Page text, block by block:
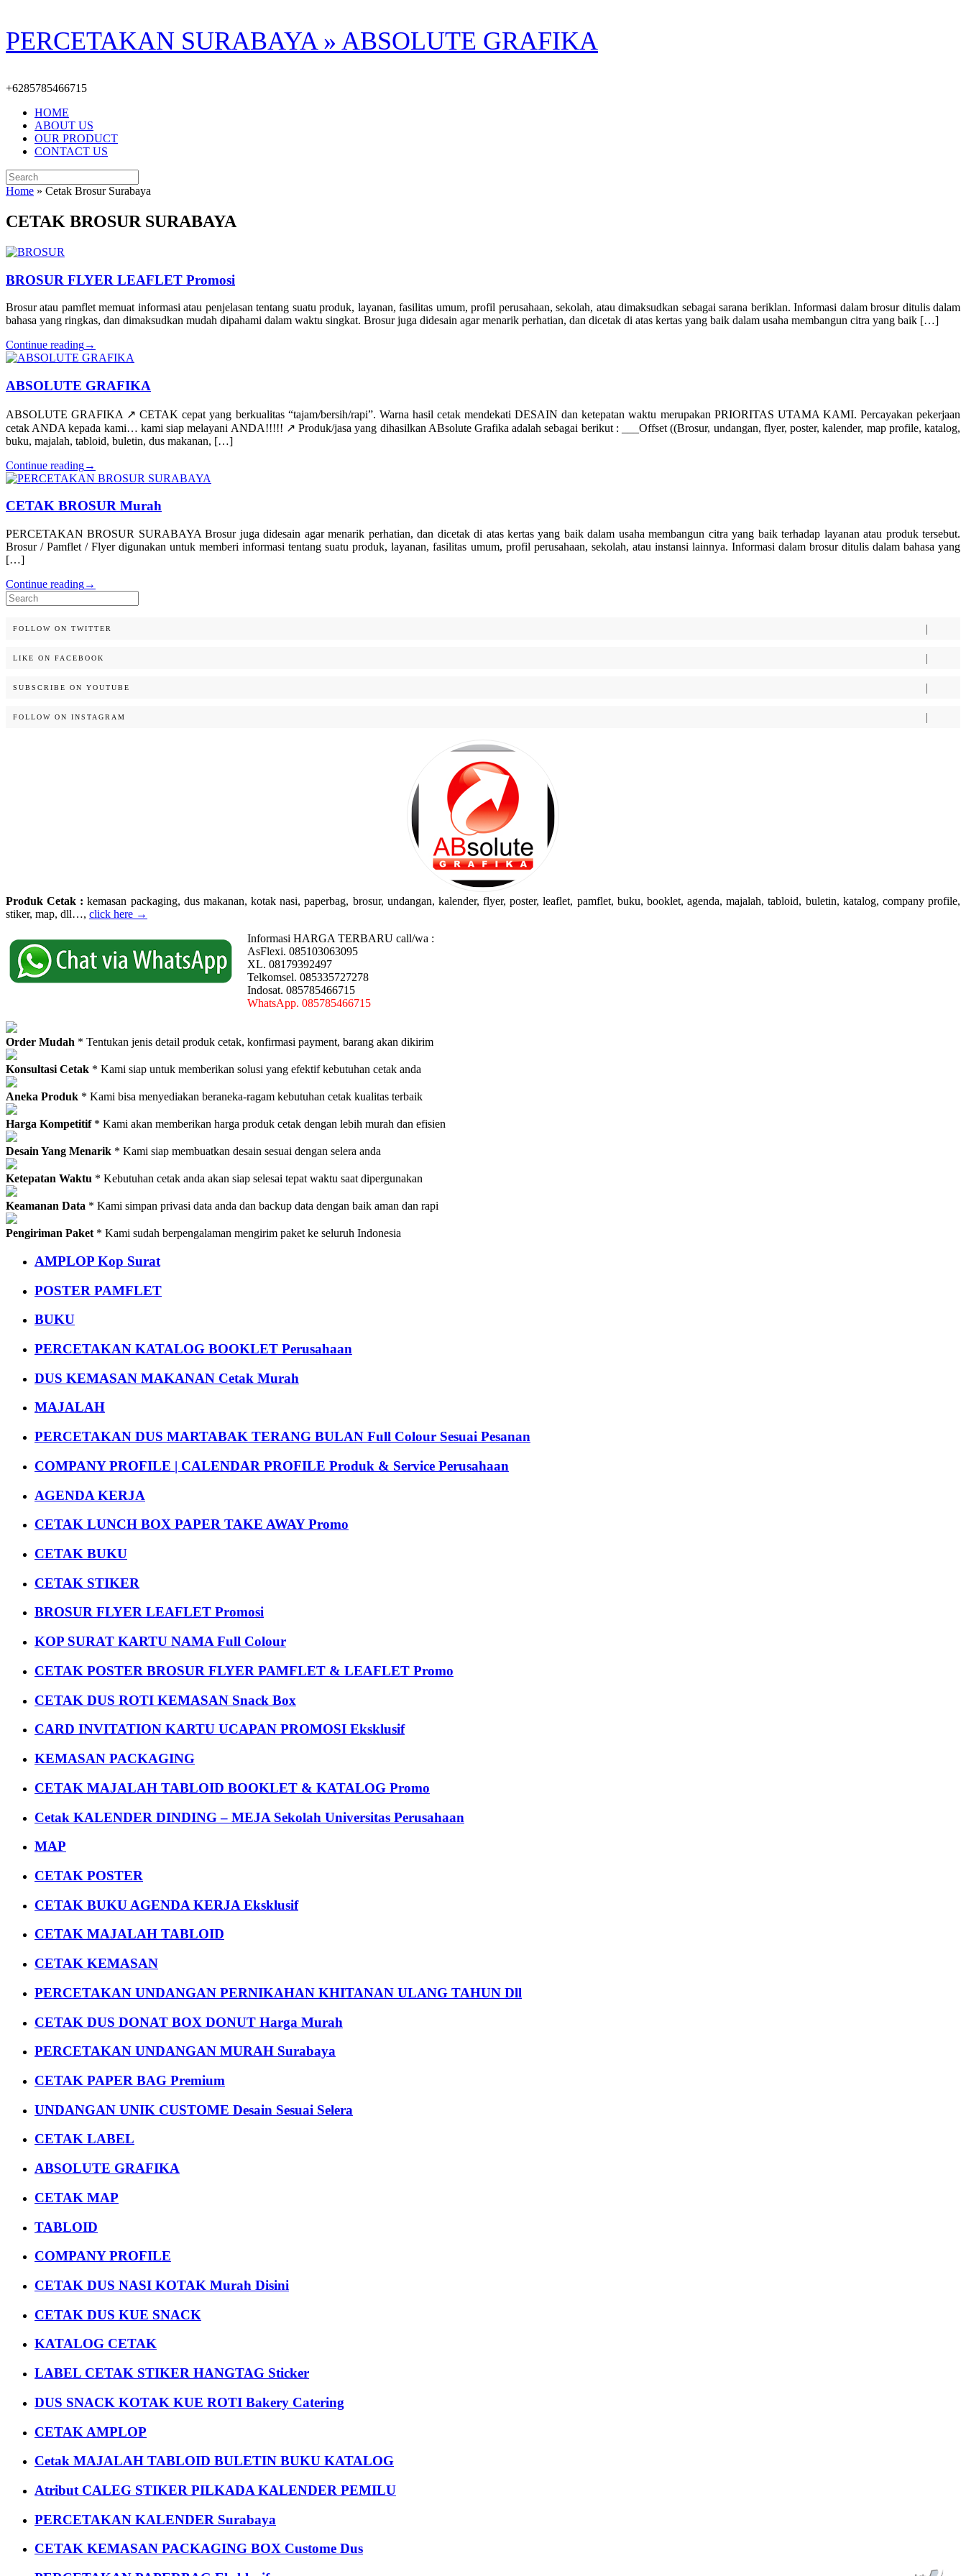
Skip
to
content
PERCETAKAN SURABAYA » ABSOLUTE GRAFIKA
+6285785466715
HOME
ABOUT US
OUR PRODUCT
CONTACT US
Search
for:
Home » Cetak Brosur Surabaya
CETAK BROSUR SURABAYA
BROSUR FLYER LEAFLET Promosi
Brosur atau pamflet memuat informasi atau penjelasan tentang suatu produk, layanan, fasilitas umum, profil perusahaan, sekolah, atau dimaksudkan sebagai sarana beriklan. Informasi dalam brosur ditulis dalam
bahasa yang ringkas, dan dimaksudkan mudah dipahami dalam waktu singkat. Brosur juga didesain agar menarik perhatian, dan dicetak di atas kertas yang baik dalam usaha membangun citra yang baik […]
Continue reading→
ABSOLUTE GRAFIKA
ABSOLUTE GRAFIKA ↗️ CETAK cepat yang berkualitas “tajam/bersih/rapi”. Warna hasil cetak mendekati DESAIN dan ketepatan waktu merupakan PRIORITAS UTAMA KAMI. Percayakan pekerjaan
cetak ANDA kepada kami… kami siap melayani ANDA!!!!! ↗️ Produk/jasa yang dihasilkan ABsolute Grafika adalah sebagai berikut : ___Offset ((Brosur, undangan, flyer, poster, kalender, map profile, katalog,
buku, majalah, tabloid, buletin, dus makanan, […]
Continue reading→
CETAK BROSUR Murah
PERCETAKAN BROSUR SURABAYA Brosur juga didesain agar menarik perhatian, dan dicetak di atas kertas yang baik dalam usaha membangun citra yang baik terhadap layanan atau produk tersebut.
Brosur / Pamflet / Flyer digunakan untuk memberi informasi tentang suatu produk, layanan, fasilitas umum, profil perusahaan, sekolah, atau instansi lainnya. Informasi dalam brosur ditulis dalam bahasa yang
[…]
Continue reading→
Search
for:
FOLLOW ON TWITTER
LIKE ON FACEBOOK
SUBSCRIBE ON YOUTUBE
FOLLOW ON INSTAGRAM
Produk Cetak : kemasan packaging, dus makanan, kotak nasi, paperbag, brosur, undangan, kalender, flyer, poster, leaflet, pamflet, buku, booklet, agenda, majalah, tabloid, buletin, katalog, company profile,
stiker, map, dll…, click here →
Informasi HARGA TERBARU call/wa :
AsFlexi. 085103063095
XL. 08179392497
Telkomsel. 085335727278
Indosat. 085785466715
WhatsApp. 085785466715
Order Mudah * Tentukan jenis detail produk cetak, konfirmasi payment, barang akan dikirim
Konsultasi Cetak * Kami siap untuk memberikan solusi yang efektif kebutuhan cetak anda
Aneka Produk * Kami bisa menyediakan beraneka-ragam kebutuhan cetak kualitas terbaik
Harga Kompetitif* Kami akan memberikan harga produk cetak dengan lebih murah dan efisien
Desain Yang Menarik * Kami siap membuatkan desain sesuai dengan selera anda
Ketepatan Waktu * Kebutuhan cetak anda akan siap selesai tepat waktu saat dipergunakan
Keamanan Data * Kami simpan privasi data anda dan backup data dengan baik aman dan rapi
Pengiriman Paket * Kami sudah berpengalaman mengirim paket ke seluruh Indonesia
AMPLOP Kop Surat
POSTER PAMFLET
BUKU
PERCETAKAN KATALOG BOOKLET Perusahaan
DUS KEMASAN MAKANAN Cetak Murah
MAJALAH
PERCETAKAN DUS MARTABAK TERANG BULAN Full Colour Sesuai Pesanan
COMPANY PROFILE | CALENDAR PROFILE Produk & Service Perusahaan
AGENDA KERJA
CETAK LUNCH BOX PAPER TAKE AWAY Promo
CETAK BUKU
CETAK STIKER
BROSUR FLYER LEAFLET Promosi
KOP SURAT KARTU NAMA Full Colour
CETAK POSTER BROSUR FLYER PAMFLET & LEAFLET Promo
CETAK DUS ROTI KEMASAN Snack Box
CARD INVITATION KARTU UCAPAN PROMOSI Eksklusif
KEMASAN PACKAGING
CETAK MAJALAH TABLOID BOOKLET & KATALOG Promo
Cetak KALENDER DINDING – MEJA Sekolah Universitas Perusahaan
MAP
CETAK POSTER
CETAK BUKU AGENDA KERJA Eksklusif
CETAK MAJALAH TABLOID
CETAK KEMASAN
PERCETAKAN UNDANGAN PERNIKAHAN KHITANAN ULANG TAHUN Dll
CETAK DUS DONAT BOX DONUT Harga Murah
PERCETAKAN UNDANGAN MURAH Surabaya
CETAK PAPER BAG Premium
UNDANGAN UNIK CUSTOME Desain Sesuai Selera
CETAK LABEL
ABSOLUTE GRAFIKA
CETAK MAP
TABLOID
COMPANY PROFILE
CETAK DUS NASI KOTAK Murah Disini
CETAK DUS KUE SNACK
KATALOG CETAK
LABEL CETAK STIKER HANGTAG Sticker
DUS SNACK KOTAK KUE ROTI Bakery Catering
CETAK AMPLOP
Cetak MAJALAH TABLOID BULETIN BUKU KATALOG
Atribut CALEG STIKER PILKADA KALENDER PEMILU
PERCETAKAN KALENDER Surabaya
CETAK KEMASAN PACKAGING BOX Custome Dus